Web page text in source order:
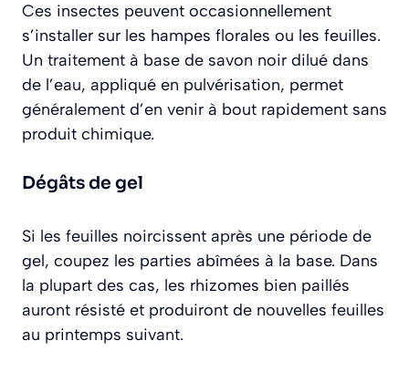
Ces insectes peuvent occasionnellement
s’installer sur les hampes florales ou les feuilles.
Un traitement à base de savon noir dilué dans
de l’eau, appliqué en pulvérisation, permet
généralement d’en venir à bout rapidement sans
produit chimique.
Dégâts de gel
Si les feuilles noircissent après une période de
gel, coupez les parties abîmées à la base. Dans
la plupart des cas, les rhizomes bien paillés
auront résisté et produiront de nouvelles feuilles
au printemps suivant.